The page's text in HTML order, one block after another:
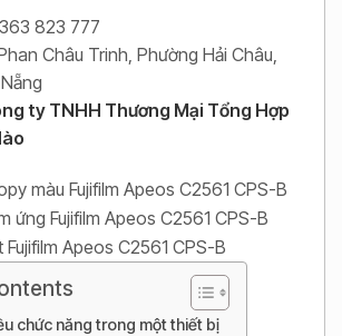
823 777
Châu Trinh, Phường Hải Châu,
ty TNHH Thương Mại Tổng Hợp
chức năng trong một thiết bị